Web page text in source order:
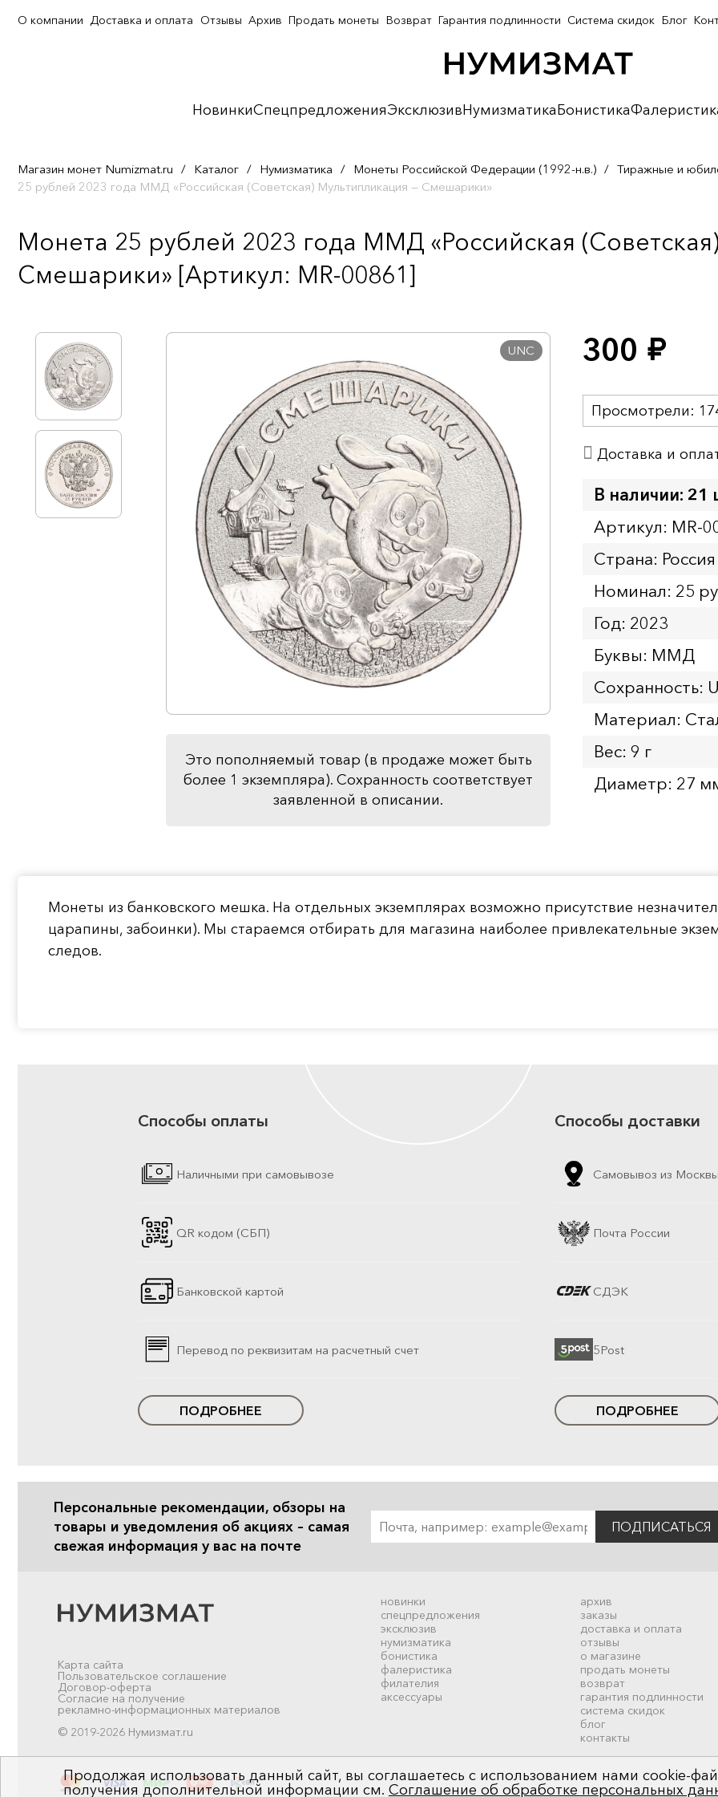
НовинкиСпецпредложенияЭксклюзивНумизматикаБонистика
О компании Доставка и оплата Отзывы Архив Продать монеты Возврат Гарантия подлинности Система скидок Блог
Магазин монет Numizmat.ru / Каталог / Нумизматика / Монеты Российской Федерации (1992-н.в.) / Тиражные и
25 рублей 2023 года ММД «Российская (Советская) Мультипликация — Смешарики»
Монета 25 рублей 2023 года ММД «Российская
Смешарики» [Артикул: MR-00861]
UNC
Это пополняемый товар (в продаже может быть
более 1 экземпляра). Сохранность соответствует
заявленной в описании.
300 руб.
Просмотрели:
Доставка и
В наличии: 21
Артикул: MR-
Страна: Россия
Номинал: 25
Год: 2023
Буквы: ММД
Сохранность:
Материал:
Вес: 9 г
Диаметр: 27
Монеты из банковского мешка. На отдельных экземплярах возможно присутствие
царапины, забоинки). Мы стараемся отбирать для магазина наиболее привлекательные
следов.
Способы оплаты
Наличными при самовывозе
QR кодом (СБП)
Банковской картой
Перевод по реквизитам на расчетный счет
ПОДРОБНЕЕ
Способы доставки
Самовывоз из
Почта России
СДЭК
5Post
ПОДРОБНЕЕ
Персональные рекомендации, обзоры на
товары и уведомления об акциях – самая
свежая информация у вас на почте
ПОДПИСАТЬСЯ
новинки
спецпредложения
эксклюзив
нумизматика
бонистика
фалеристика
филателия
аксессуары
архив
заказы
доставка и оплата
отзывы
о магазине
продать монеты
возврат
гарантия подлинности
система скидок
блог
контакты
Карта сайта
Пользовательское соглашение
Договор-оферта
Согласие на получение
рекламно-информационных материалов
© 2019-2026 Нумизмат.ru
Продолжая использовать данный сайт, вы соглашаетесь с использованием нами cookie-
получения дополнительной информации см. Соглашение об обработке персональных